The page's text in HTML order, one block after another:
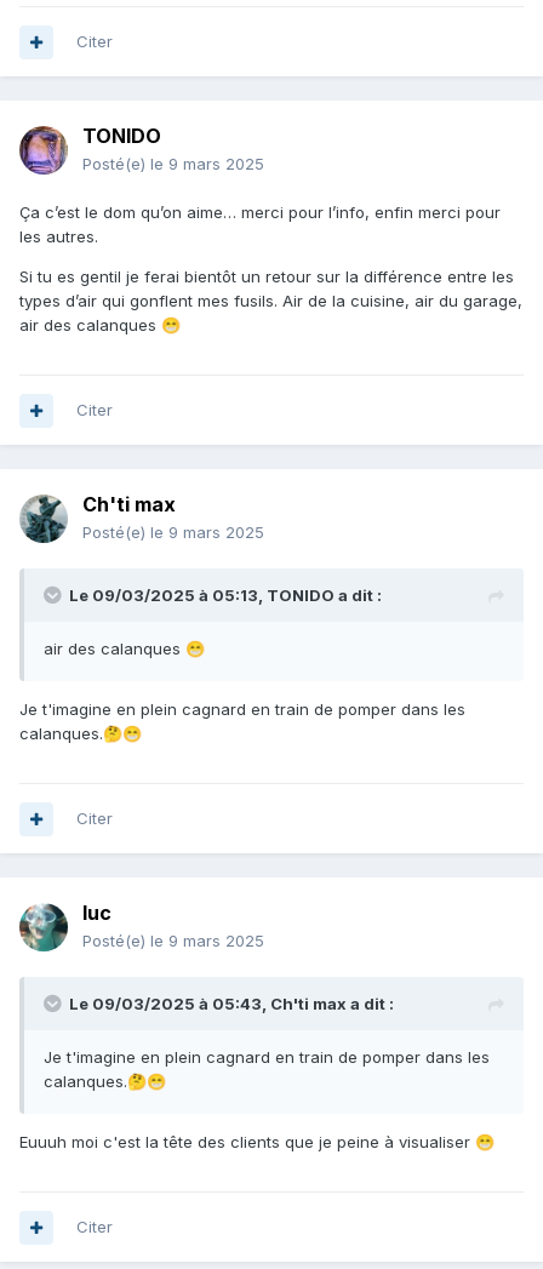
Citer
TONIDO
Posté(e) le 9 mars 2025
Ça c’est le dom qu’on aime… merci pour l’info, enfin merci pour
les autres.
Si tu es gentil je ferai bientôt un retour sur la différence entre les
types d’air qui gonflent mes fusils. Air de la cuisine, air du garage,
air des calanques 😁
Citer
Ch'ti max
Posté(e) le 9 mars 2025
Le 09/03/2025 à 05:13, TONIDO a dit :
air des calanques 😁
Je t'imagine en plein cagnard en train de pomper dans les
calanques.🤔😁
Citer
luc
Posté(e) le 9 mars 2025
Le 09/03/2025 à 05:43, Ch'ti max a dit :
Je t'imagine en plein cagnard en train de pomper dans les
calanques.🤔😁
Euuuh moi c'est la tête des clients que je peine à visualiser 😁
Citer